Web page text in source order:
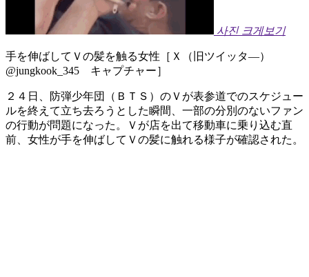
사진 크게보기
手を伸ばしてＶの髪を触る女性［Ｘ（旧ツイッタ―）
@jungkook_345 キャプチャー］
２４日、防弾少年団（ＢＴＳ）のＶが表参道でのスケジュー
ルを終えて立ち去ろうとした瞬間、一部の分別のないファン
の行動が問題になった。Ｖが店を出て移動車に乗り込む直
前、女性が手を伸ばしてＶの髪に触れる様子が確認された。